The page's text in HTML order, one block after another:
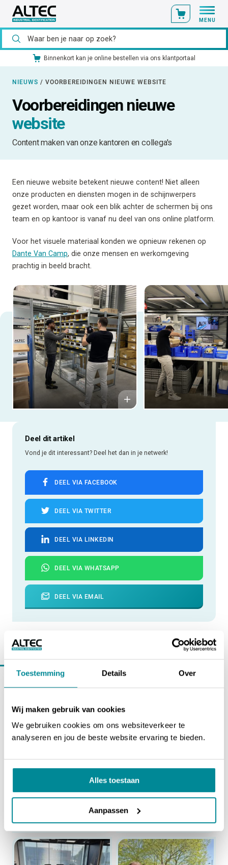
Toestemming Details Over
Wij maken gebruik van cookies
We gebruiken cookies om ons websiteverkeer te
analyseren en jou de beste website ervaring te bieden.
Alles toestaan
Aanpassen
MENU
Ons catalogusmateriaal standaard uit voorraad leverbaar
Deel dit artikel
Vond je dit interessant? Deel het dan in je netwerk!
DEEL VIA FACEBOOK
DEEL VIA TWITTER
DEEL VIA LINKEDIN
DEEL VIA WHATSAPP
DEEL VIA EMAIL
NIEUWS / VOORBEREIDINGEN NIEUWE WEBSITE
Voorbereidingen nieuwe
website
Content maken van onze kantoren en collega's
Een nieuwe website betekent nieuwe content! Niet alleen
onze producten en diensten mogen in de schijnwerpers
gezet worden, maar ook een blik achter de schermen bij ons
team en op kantoor is vanaf nu deel van ons online platform.
Voor het visuele materiaal konden we opnieuw rekenen op
Dante Van Camp, die onze mensen en werkomgeving
prachtig in beeld bracht.
Kinderrijbewijzen met de
NIEUWS
Jaarlijks petanquetoernooi
Een uitstapje met het Altec team